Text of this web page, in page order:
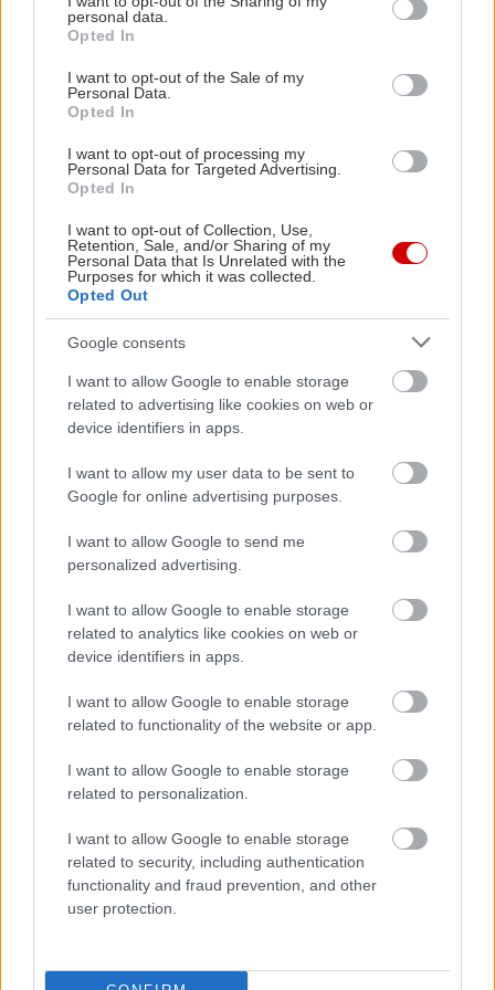
grant or deny consent to Google and its third-party tags to
use your data for below specified purposes in below Google
consent section.
personal data.
Opted In
I want to opt-out of the Sale of my
Personal Data.
Opted In
I want to opt-out of processing my
Personal Data for Targeted Advertising.
Opted In
I want to opt-out of Collection, Use,
Retention, Sale, and/or Sharing of my
Personal Data that Is Unrelated with the
Purposes for which it was collected.
Opted Out
Google consents
I want to allow Google to enable storage
related to advertising like cookies on web or
device identifiers in apps.
I want to allow my user data to be sent to
Google for online advertising purposes.
I want to allow Google to send me
personalized advertising.
I want to allow Google to enable storage
related to analytics like cookies on web or
device identifiers in apps.
I want to allow Google to enable storage
related to functionality of the website or app.
I want to allow Google to enable storage
related to personalization.
I want to allow Google to enable storage
related to security, including authentication
functionality and fraud prevention, and other
user protection.
γ. Στη Φοινικούντα, στις ακτές της Μεσσηνίας
20. Σε τι καταλήγει η ψηλότερη κορυφή του
Ταΰγετου;
α. Σε πυραμίδα
β. Στο καταφύγιο του ΕΟΣ Σπάρτης
21. Πόσες είναι οι λίμνες του Πολυλίμνιου;
22. Πού φυλακίστηκε ο Κολοκοτρώνης;
α. Στο Κάστρο της Καρύταινας
β. Στο Παλαμήδι του Ναυπλίου
γ. Στη Σφακτηρία, απέναντι από την Πύλο